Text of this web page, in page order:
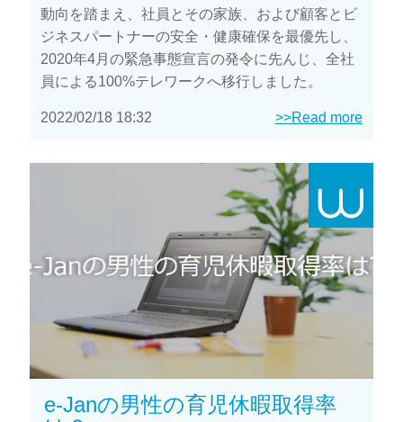
動向を踏まえ、社員とその家族、および顧客とビ
ジネスパートナーの安全・健康確保を最優先し、
2020年4月の緊急事態宣言の発令に先んじ、全社
員による100%テレワークへ移行しました。
2022/02/18 18:32 >>Read more
e-Janの男性の育児休暇取得率